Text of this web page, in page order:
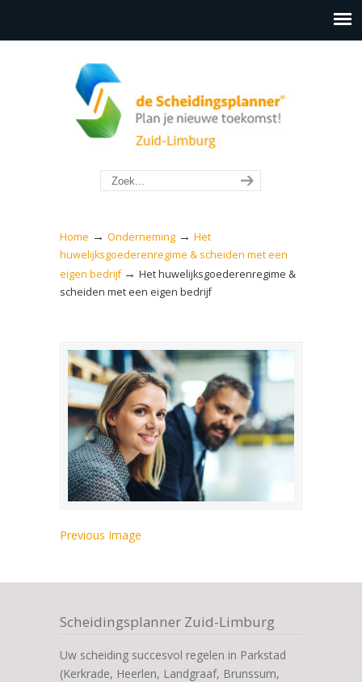
Home → Onderneming → Het
huwelijksgoederenregime & scheiden met een
eigen bedrijf → Het huwelijksgoederenregime &
scheiden met een eigen bedrijf
Previous Image
Scheidingsplanner Zuid-Limburg
Uw scheiding succesvol regelen in Parkstad
(Kerkrade, Heerlen, Landgraaf, Brunssum,